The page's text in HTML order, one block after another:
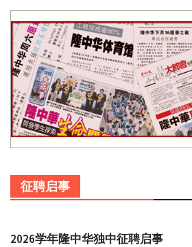
征聘启事
2026学年隆中华独中征聘启事